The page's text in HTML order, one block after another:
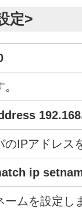
定>
のIPアドレス
ip
ームを設定し